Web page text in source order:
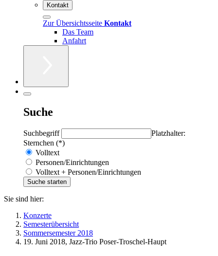
Kontakt
Zur Übersichtsseite Kontakt
Das Team
Anfahrt
Suche
Suchbegriff
Platzhalter:
Sternchen (*)
Volltext
Personen/Einrichtungen
Volltext + Personen/Einrichtungen
Sie sind hier:
Konzerte
Semesterübersicht
Sommersemester 2018
19. Juni 2018, Jazz-Trio Poser-Troschel-Haupt